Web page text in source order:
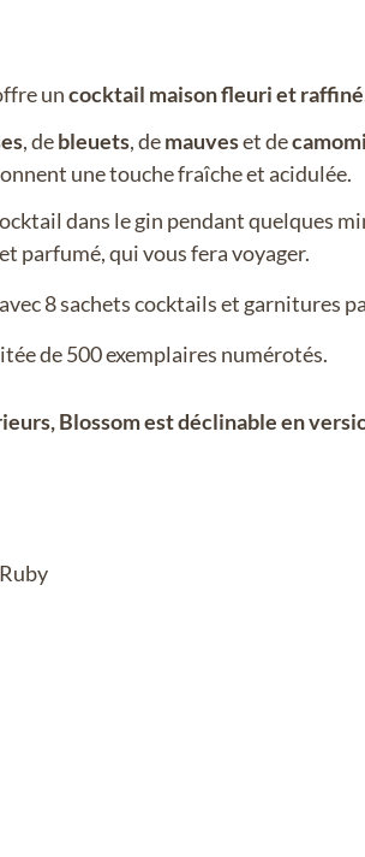
uncocktail maison fleuri et raffiné
, debleuets, demauveset de
une touche fraîche et acidulée.
dans le gin pendant quelques
parfumé, qui vous fera voyager.
8 sachets cocktails et garnitures
de 500 exemplaires numérotés.
Blossom est déclinable en